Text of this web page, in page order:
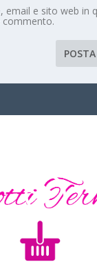
email e sito web in
commento.